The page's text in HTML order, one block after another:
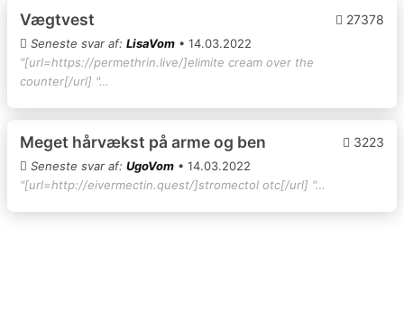
Vægtvest 27378
Seneste svar af: LisaVom • 14.03.2022
"[url=https://permethrin.live/]elimite cream over the
counter[/url] "…
Meget hårvækst på arme og ben 3223
Seneste svar af: UgoVom • 14.03.2022
"[url=http://eivermectin.quest/]stromectol otc[/url] "…